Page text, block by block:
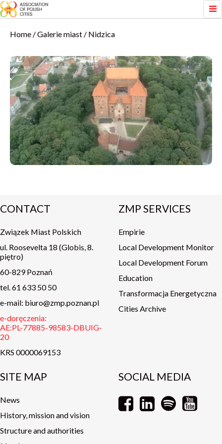
Home Galerie miast Nidzica
SITE MAP
News
History, mission and vision
Structure and authorities
CONTACT
Związek Miast Polskich
ul. Roosevelta 18 (Globis, 8.
piętro)
60-829 Poznań
tel. 61 633 50 50
e-mail: biuro@zmp.poznan.pl
e-doręczenia:
AE:PL-77885-98583-DBUIG-
20
KRS 0000069153
ZMP SERVICES
Empirie
Local Development Monitor
Local Development Forum
Education
Transformacja Energetyczna
Cities Archive
SOCIAL MEDIA